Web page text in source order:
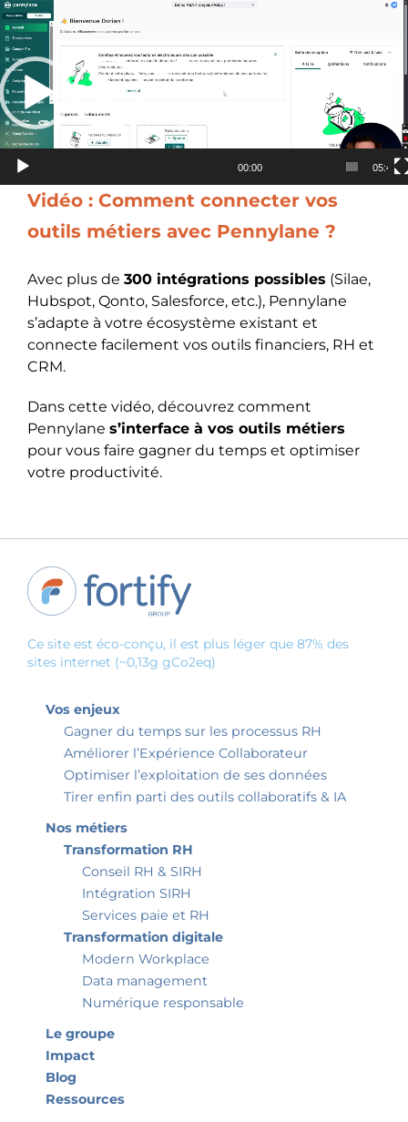
Vidéo : Comment connecter vos
outils métiers avec Pennylane ?
Avec plus de 300 intégrations possibles (Silae,
Hubspot, Qonto, Salesforce, etc.), Pennylane
s’adapte à votre écosystème existant et
connecte facilement vos outils financiers, RH et
CRM.
Dans cette vidéo, découvrez comment
Pennylane s’interface à vos outils métiers
pour vous faire gagner du temps et optimiser
votre productivité.
Lecteur
00:00 05:42
Ce site est éco-conçu, il est plus léger que 87% des
sites internet (~0,13g gCo2eq)
Vos enjeux
Gagner du temps sur les processus RH
Améliorer l’Expérience Collaborateur
Optimiser l’exploitation de ses données
Tirer enfin parti des outils collaboratifs & IA
Nos métiers
Transformation RH
Conseil RH & SIRH
Intégration SIRH
Services paie et RH
Transformation digitale
Modern Workplace
Data management
Numérique responsable
Le groupe
Impact
Blog
Ressources